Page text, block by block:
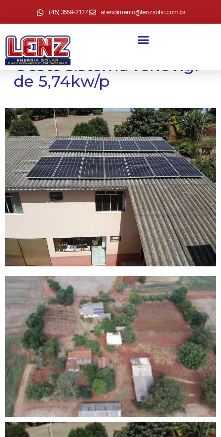
(45) 3559-2127 atendimento@lenzsolar.com.br
Mirian Furlanetto
Sobreiro – Vera Cruz do
Oeste sistema renovigi
de 5,74kw/p